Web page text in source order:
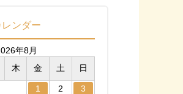
レンダー
年8月
木 金 土 日
1 2
3